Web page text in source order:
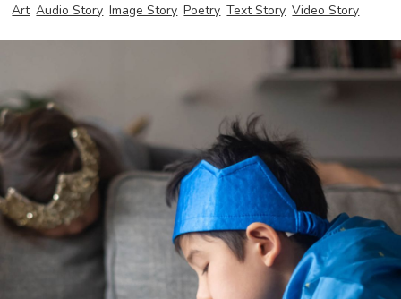
Art Audio Story Image Story Poetry Text Story Video Story